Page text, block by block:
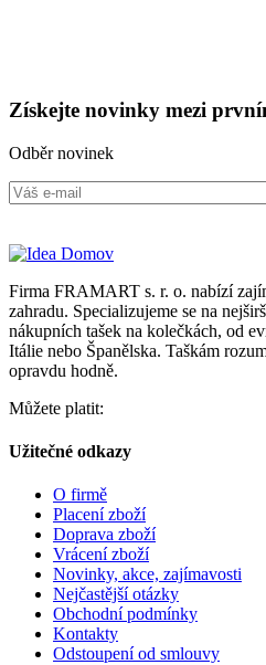
Získejte novinky mezi
Odběr novinek
Firma FRAMART s. r. o. nabízí
zahradu. Specializujeme se na
nákupních tašek na kolečkách, od
Itálie nebo Španělska. Taškám
opravdu hodně.
Můžete platit:
Užitečné odkazy
O firmě
Placení zboží
Doprava zboží
Vrácení zboží
Novinky, akce, zajímavosti
Nejčastější otázky
Obchodní podmínky
Kontakty
Odstoupení od smlouvy